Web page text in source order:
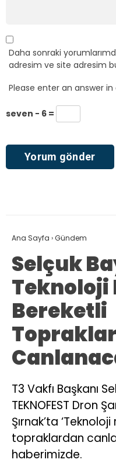
Daha sonraki
adresim ve site adresim
Please enter an answer in
seven − 6 =
Ana Sayfa ›Gündem
Selçuk
Teknoloji
Bereketli
T3 Vakfı Başkanı
TEKNOFEST Dron
Şırnak’ta
topraklardan
haberimizde.